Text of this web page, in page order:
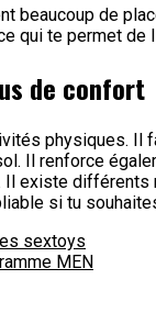
beaucoup de
qui te permet
de confort
physiques. Il
Il renforce
existe différents
si tu
sextoys
MEN